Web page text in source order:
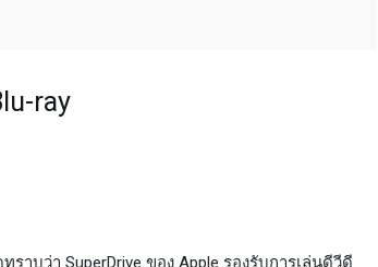
ray
าบว่า SuperDrive ของ Apple รองรับการเล่นดีวีดี